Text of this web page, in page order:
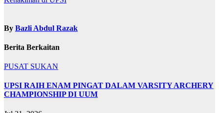
By Bazli Abdul Razak
Berita Berkaitan
PUSAT SUKAN
UPSI RAIH ENAM PINGAT DALAM VARSITY ARCHERY
CHAMPIONSHIP DI UUM